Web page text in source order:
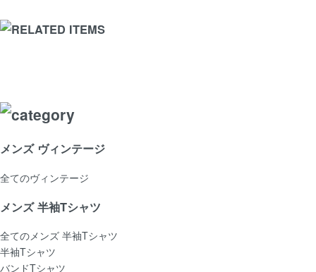
メンズ ヴィンテージ
全てのヴィンテージ
メンズ 半袖Tシャツ
全てのメンズ 半袖Tシャツ
半袖Tシャツ
バンドTシャツ